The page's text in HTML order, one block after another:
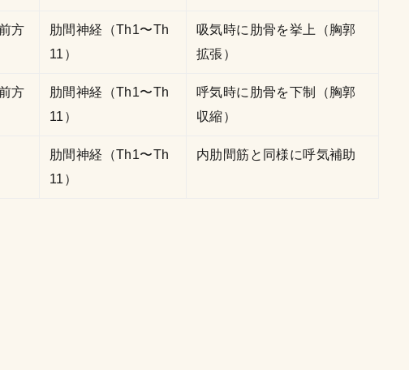
方
肋間神経（Th1〜Th
11）
吸気時に肋骨を挙上（胸郭
拡張）
方
肋間神経（Th1〜Th
11）
呼気時に肋骨を下制（胸郭
収縮）
肋間神経（Th1〜Th
11）
内肋間筋と同様に呼気補助